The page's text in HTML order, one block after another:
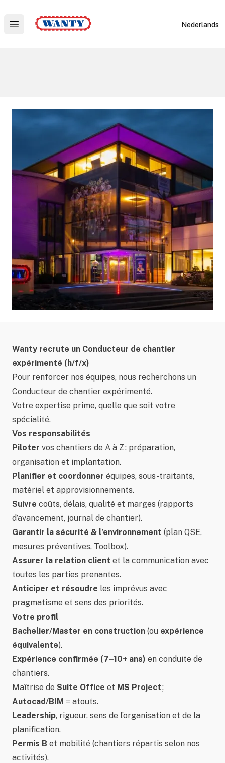
Open main menu
Wanty
Nederlands
Wanty recrute un Conducteur de chantier
expérimenté (h/f/x)
Pour renforcer nos équipes, nous recherchons un
Conducteur de chantier expérimenté.
Votre expertise prime, quelle que soit votre
spécialité.
Vos responsabilités
Piloter vos chantiers de A à Z : préparation,
organisation et implantation.
Planifier et coordonner équipes, sous-traitants,
matériel et approvisionnements.
Suivre coûts, délais, qualité et marges (rapports
d’avancement, journal de chantier).
Garantir la sécurité & l’environnement (plan QSE,
mesures préventives, Toolbox).
Assurer la relation client et la communication avec
toutes les parties prenantes.
Anticiper et résoudre les imprévus avec
pragmatisme et sens des priorités.
Votre profil
Bachelier/Master en construction (ou expérience
équivalente).
Expérience confirmée (7–10+ ans) en conduite de
chantiers.
Maîtrise de Suite Office et MS Project;
Autocad/BIM = atouts.
Leadership, rigueur, sens de l’organisation et de la
planification.
Permis B et mobilité (chantiers répartis selon nos
activités).